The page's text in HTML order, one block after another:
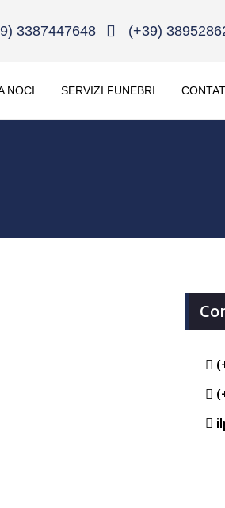
3387447648 (+39)
NOCI SERVIZI FUNEBRI